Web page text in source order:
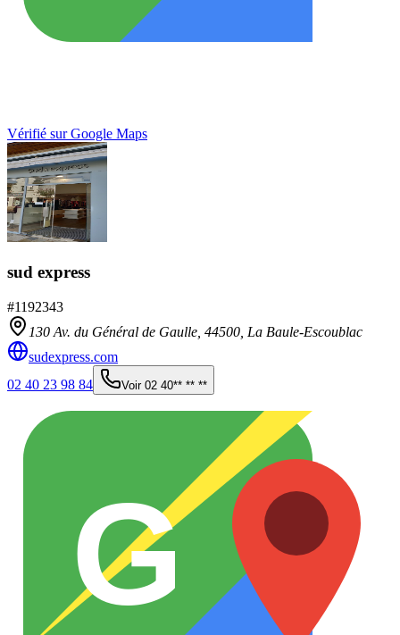
Vérifié sur Google Maps
sud express
#1192343
130 Av. du Général de Gaulle, 44500 La Baule-Escoublac
sudexpress.com
02 40 23 98 84
Voir 02 40** ** **
G